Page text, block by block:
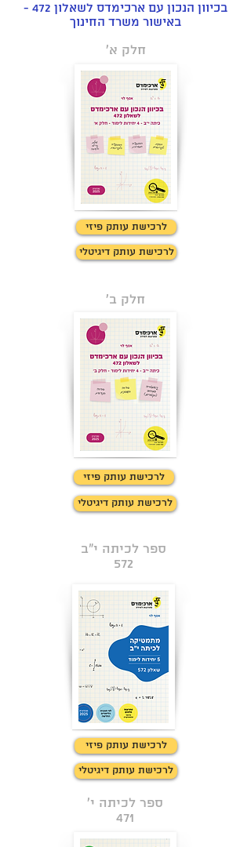
בכיוון הנכון עם ארכימדס לשאלון 472 -
באישור משרד החינוך
חלק א'
לחצו כאן למידע
לרכישת עותק פיזי
לרכישת עותק דיגיטלי
חלק ב'
לחצו כאן למידע
לרכישת עותק דיגיטלי
לרכישת עותק פיזי
ספר לכיתה י"ב
572
לרכישת עותק פיזי
לרכישת עותק דיגיטלי
ספר לכיתה י'
471